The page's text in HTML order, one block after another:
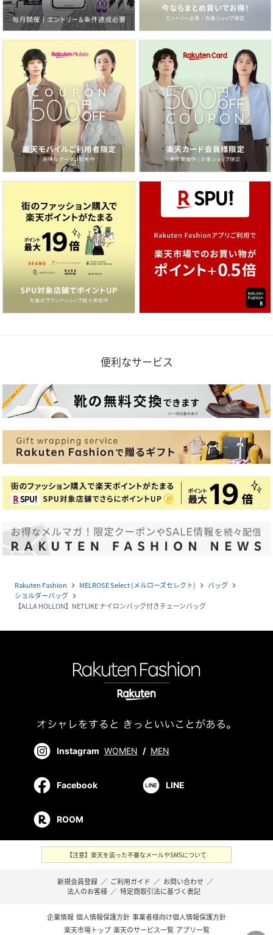
便利なサービス
Rakuten Fashion navigate_next MELROSE Select (メルローズセレクト) navigate_next バッグ navigate_next
ショルダーバッグ navigate_next
【ALLA HOLLON】NETLIKE ナイロンバッグ付きチェーンバッグ
Instagram WOMEN / MEN
Facebook LINE
ROOM
【注意】楽天を装った不審なメールやSMSについて
新規会員登録 ／ ご利用ガイド ／ お問い合わせ ／
法人のお客様 ／ 特定商取引法に基づく表記
企業情報 個人情報保護方針 事業者様向け個人情報保護方針
楽天市場トップ 楽天のサービス一覧 アプリ一覧